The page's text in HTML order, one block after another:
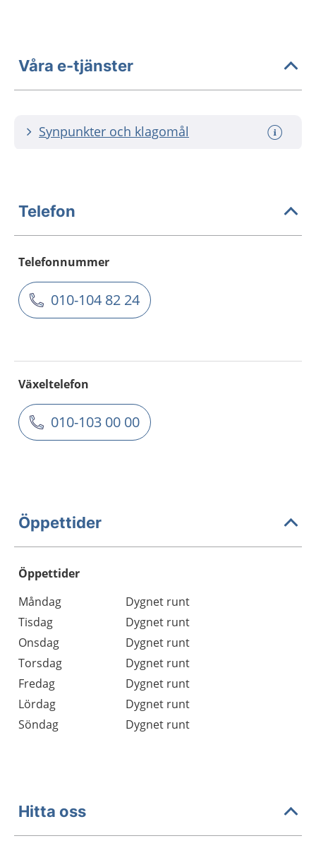
Våra e-tjänster
Synpunkter och klagomål
Telefon
Telefonnummer
010-104 82 24
Växeltelefon
010-103 00 00
Öppettider
Öppettider
Dag
Öppettider
Kommentarer
Måndag
Dygnet runt
Tisdag
Dygnet runt
Onsdag
Dygnet runt
Torsdag
Dygnet runt
Fredag
Dygnet runt
Lördag
Dygnet runt
Söndag
Dygnet runt
Hitta oss